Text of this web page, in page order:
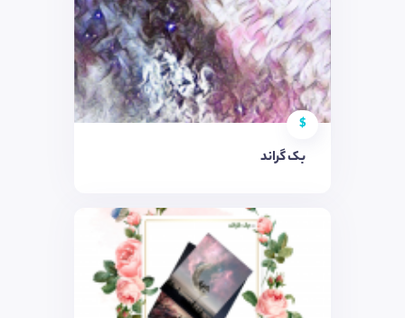
$
بک گراند